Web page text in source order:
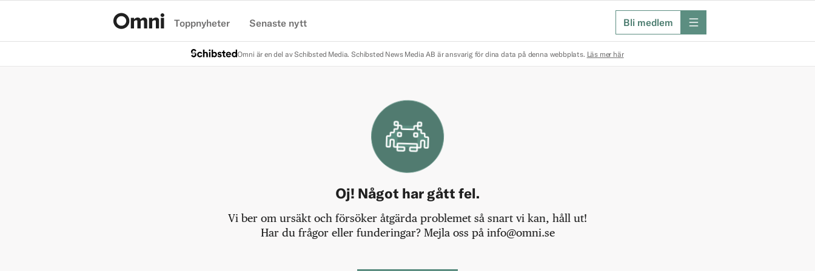
Toppnyheter Senaste nytt Bli medlem meny
Omni är en del av Schibsted Media. Schibsted News Media AB är ansvarig för dina data på denna webbplats. Läs mer här
Oj! Något har gått fel.
Vi ber om ursäkt och försöker åtgärda problemet så snart vi kan, håll ut!
Har du frågor eller funderingar? Mejla oss på info@omni.se